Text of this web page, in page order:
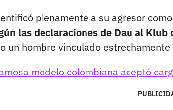
plenamente a su agresor
las declaraciones de Dau al Klub
un hombre vinculado
modelo colombiana aceptó